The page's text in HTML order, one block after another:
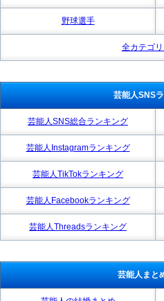
野球選手
全カテゴ
芸能人SNS
芸能人SNS総合ランキング
芸能人Instagramランキング
芸能人TikTokランキング
芸能人Facebookランキング
芸能人Threadsランキング
芸能人まと